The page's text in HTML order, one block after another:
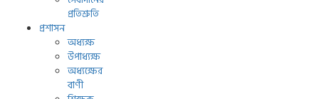
প্রতিশ্রুতি
প্রশাসন
অধ্যক্ষ
উপাধ্যক্ষ
অধ্যক্ষের
বাণী